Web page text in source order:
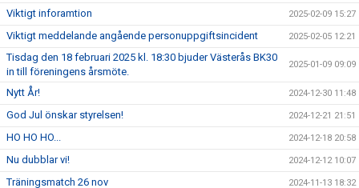
Viktigt inforamtion 2025-02-09 15:27
Viktigt meddelande angående personuppgiftsincident 2025-02-05 12:21
Tisdag den 18 februari 2025 kl. 18:30 bjuder Västerås BK30
in till föreningens årsmöte.
2025-01-09 09:09
Nytt År! 2024-12-30 11:48
God Jul önskar styrelsen! 2024-12-21 21:51
HO HO HO... 2024-12-18 20:58
Nu dubblar vi! 2024-12-12 10:07
Träningsmatch 26 nov 2024-11-13 18:32